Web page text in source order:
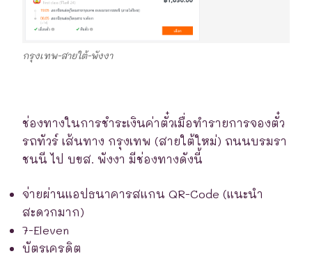
กรุงเทพ-สายใต้-พังงา
ช่องทางในการชำระเงินค่าตั๋วเมื่อทำรายการจองตั๋ว
รถทัวร์ เส้นทาง กรุงเทพ (สายใต้ใหม่) ถนนบรมรา
ชนนี ไป บขส. พังงา มีช่องทางดังนี้
จ่ายผ่านแอปธนาคารสแกน QR-Code (แนะนำ
สะดวกมาก)
7-Eleven
บัตรเครดิต